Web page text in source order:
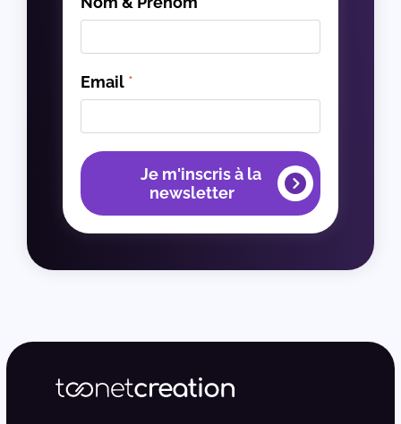
Email *
Je m'inscris à la
newsletter